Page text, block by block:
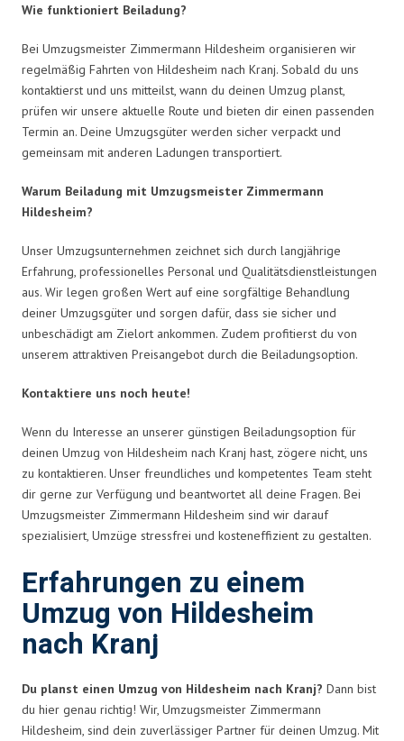
Wie funktioniert Beiladung?
Bei Umzugsmeister Zimmermann Hildesheim organisieren wir
regelmäßig Fahrten von Hildesheim nach Kranj. Sobald du uns
kontaktierst und uns mitteilst, wann du deinen Umzug planst,
prüfen wir unsere aktuelle Route und bieten dir einen passenden
Termin an. Deine Umzugsgüter werden sicher verpackt und
gemeinsam mit anderen Ladungen transportiert.
Warum Beiladung mit Umzugsmeister Zimmermann
Hildesheim?
Unser Umzugsunternehmen zeichnet sich durch langjährige
Erfahrung, professionelles Personal und Qualitätsdienstleistungen
aus. Wir legen großen Wert auf eine sorgfältige Behandlung
deiner Umzugsgüter und sorgen dafür, dass sie sicher und
unbeschädigt am Zielort ankommen. Zudem profitierst du von
unserem attraktiven Preisangebot durch die Beiladungsoption.
Kontaktiere uns noch heute!
Wenn du Interesse an unserer günstigen Beiladungsoption für
deinen Umzug von Hildesheim nach Kranj hast, zögere nicht, uns
zu kontaktieren. Unser freundliches und kompetentes Team steht
dir gerne zur Verfügung und beantwortet all deine Fragen. Bei
Umzugsmeister Zimmermann Hildesheim sind wir darauf
spezialisiert, Umzüge stressfrei und kosteneffizient zu gestalten.
Erfahrungen zu einem
Umzug von Hildesheim
nach Kranj
Du planst einen Umzug von Hildesheim nach Kranj? Dann bist
du hier genau richtig! Wir, Umzugsmeister Zimmermann
Hildesheim, sind dein zuverlässiger Partner für deinen Umzug. Mit